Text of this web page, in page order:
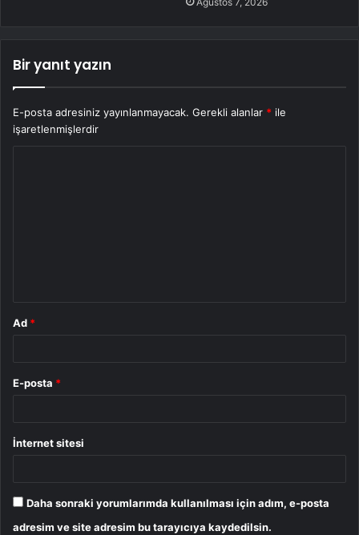
Bir yanıt yazın
E-posta adresiniz yayınlanmayacak. Gerekli alanlar * ile
işaretlenmişlerdir
Ad *
E-posta *
İnternet sitesi
Daha sonraki yorumlarımda kullanılması için adım, e-posta
adresim ve site adresim bu tarayıcıya kaydedilsin.